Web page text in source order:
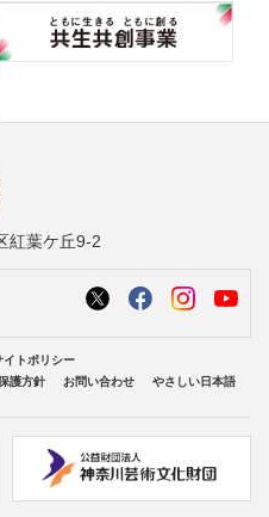
紅葉ケ丘9-2
イトポリシー
護方針 お問い合わせ やさしい日本語